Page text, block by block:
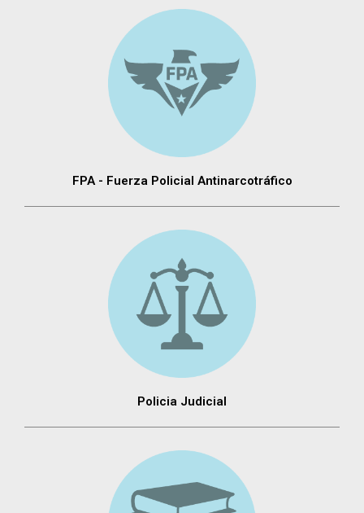
FPA - Fuerza Policial Antinarcotráfico
Policia Judicial